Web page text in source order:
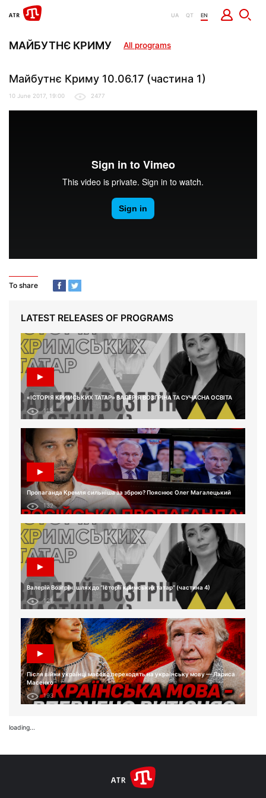
UA QT EN
МАЙБУТНЄ КРИМУ All programs
Майбутнє Криму 10.06.17 (частина 1)
10 June 2017, 19:00 2477
To share
LATEST RELEASES OF PROGRAMS
«ІСТОРІЯ КРИМСЬКИХ ТАТАР» ВАЛЕРІЯ ВОЗГРІНА ТА СУЧАСНА ОСВІТА
113
Пропаганда Кремля сильніша за зброю? Пояснює Олег Магалецький
132
Валерій Возгрін: шлях до “Історії кримських татар” (частина 4)
121
Після війни українці масово переходять на українську мову — Лариса
Масенко
193
loading...